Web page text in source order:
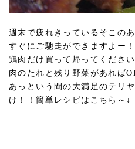
週末で疲れきっているそこの
すぐにご馳走ができますよー！
鶏肉だけ買って帰ってくださ
肉のたれと残り野菜があれば
あっという間の大満足のテリ
け！！簡単レシピはこちら～↓